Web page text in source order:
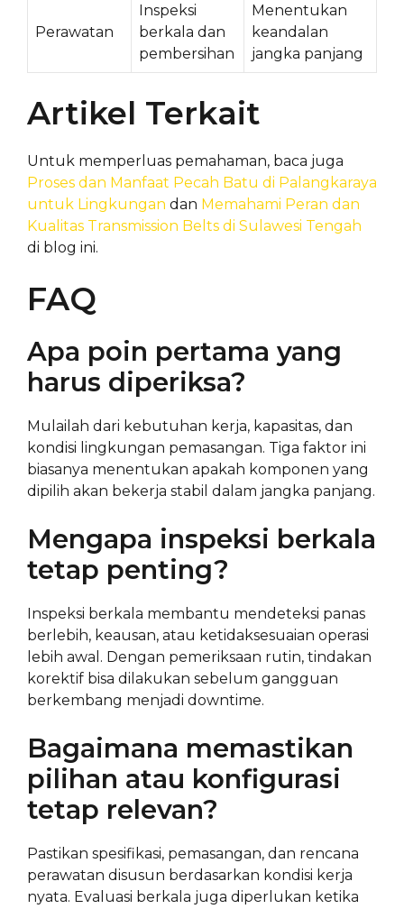
Perawatan
Inspeksi
berkala dan
pembersihan
Menentukan
keandalan
jangka panjang
Artikel Terkait
Untuk memperluas pemahaman, baca juga
Proses dan Manfaat Pecah Batu di Palangkaraya
untuk Lingkungan dan Memahami Peran dan
Kualitas Transmission Belts di Sulawesi Tengah
di blog ini.
FAQ
Apa poin pertama yang
harus diperiksa?
Mulailah dari kebutuhan kerja, kapasitas, dan
kondisi lingkungan pemasangan. Tiga faktor ini
biasanya menentukan apakah komponen yang
dipilih akan bekerja stabil dalam jangka panjang.
Mengapa inspeksi berkala
tetap penting?
Inspeksi berkala membantu mendeteksi panas
berlebih, keausan, atau ketidaksesuaian operasi
lebih awal. Dengan pemeriksaan rutin, tindakan
korektif bisa dilakukan sebelum gangguan
berkembang menjadi downtime.
Bagaimana memastikan
pilihan atau konfigurasi
tetap relevan?
Pastikan spesifikasi, pemasangan, dan rencana
perawatan disusun berdasarkan kondisi kerja
nyata. Evaluasi berkala juga diperlukan ketika